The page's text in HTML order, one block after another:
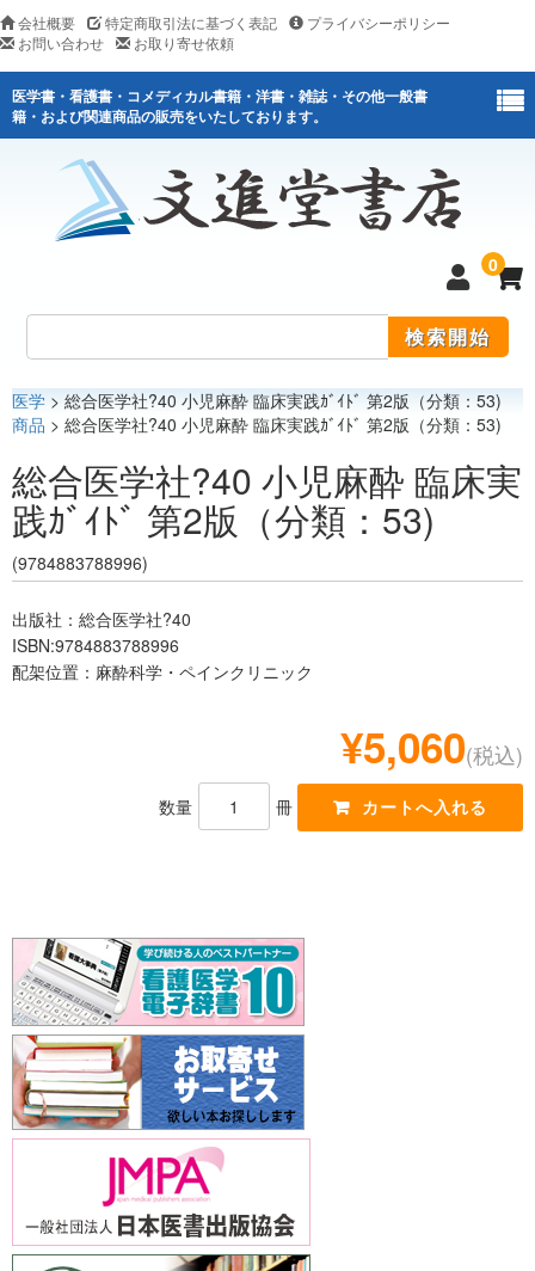
会社概要 特定商取引法に基づく表記
プライバシーポリシー
お問い合わせ
お取り寄せ依頼
医学書・看護書・コメディカル書籍・洋書・雑誌・その他一般書
籍・および関連商品の販売をいたしております。
0
医学
医薬関連
レジデント
医学 > 総合医学社?40 小児麻酔 臨床実践ｶﾞｲﾄﾞ 第2版（分類：53)
商品 > 総合医学社?40 小児麻酔 臨床実践ｶﾞｲﾄﾞ 第2版（分類：53)
総合医学社?40 小児麻酔 臨床実
践ｶﾞｲﾄﾞ 第2版（分類：53)
(9784883788996)
出版社：総合医学社?40
ISBN:9784883788996
配架位置：麻酔科学・ペインクリニック
¥5,060(税込)
数量 冊